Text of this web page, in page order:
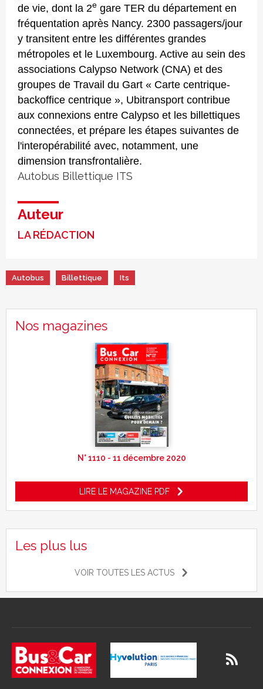
de vie, dont la 2e gare TER du département en
fréquentation après Nancy. 2300 passagers/jour
y transitent entre les différentes grandes
métropoles et le Luxembourg. Active au sein des
associations Calypso Network (CNA) et des
groupes de Travail du Gart « Carte centrique-
backoffice centrique », Ubitransport contribue
aux connexions entre Calypso et les billettiques
connectées, et prépare les étapes suivantes de
l'interopérabilité avec, notamment, une
dimension transfrontalière.
Autobus Billettique ITS
Auteur
LA RÉDACTION
Autobus Billettique Its
Nos magazines
N° 1110 - 11 décembre 2020
LIRE LE MAGAZINE PDF
Les plus lus
VOIR TOUTES LES ACTUS